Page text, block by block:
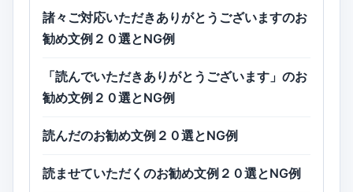
諸々ご対応いただきありがとうございますのお
勧め文例２０選とNG例
「読んでいただきありがとうございます」のお
勧め文例２０選とNG例
読んだのお勧め文例２０選とNG例
読ませていただくのお勧め文例２０選とNG例